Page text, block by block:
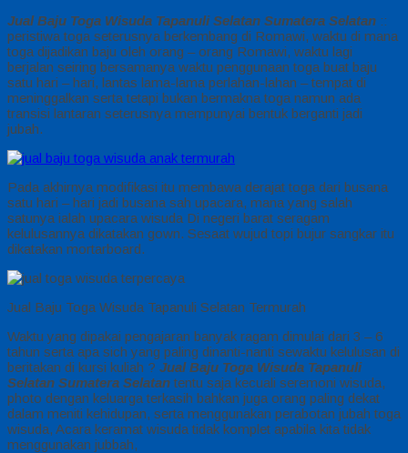
Jual Baju Toga Wisuda Tapanuli Selatan Sumatera Selatan ::
peristiwa toga seterusnya berkembang di Romawi, waktu di mana
toga dijadikan baju oleh orang – orang Romawi, waktu lagi
berjalan seiring bersamanya waktu penggunaan toga buat baju
satu hari – hari, lantas lama-lama perlahan-lahan – tempat di
meninggalkan serta tetapi bukan bermakna toga namun ada
transisi lantaran seterusnya mempunyai bentuk berganti jadi
jubah.
Pada akhirnya modifikasi itu membawa derajat toga dari busana
satu hari – hari jadi busana sah upacara, mana yang salah
satunya ialah upacara wisuda Di negeri barat seragam
kelulusannya dikatakan gown. Sesaat wujud topi bujur sangkar itu
dikatakan mortarboard.
Jual Baju Toga Wisuda Tapanuli Selatan Termurah
Waktu yang dipakai pengajaran banyak ragam dimulai dari 3 – 6
tahun serta apa sich yang paling dinanti-nanti sewaktu kelulusan di
beritakan di kursi kuliah ? Jual Baju Toga Wisuda Tapanuli
Selatan Sumatera Selatan tentu saja kecuali seremoni wisuda,
photo dengan keluarga terkasih bahkan juga orang paling dekat
dalam meniti kehidupan, serta menggunakan perabotan jubah toga
wisuda, Acara keramat wisuda tidak komplet apabila kita tidak
menggunakan jubbah,